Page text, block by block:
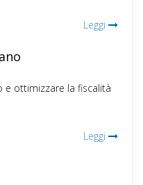
Leggi
e ottimizzare la fiscalità
Leggi